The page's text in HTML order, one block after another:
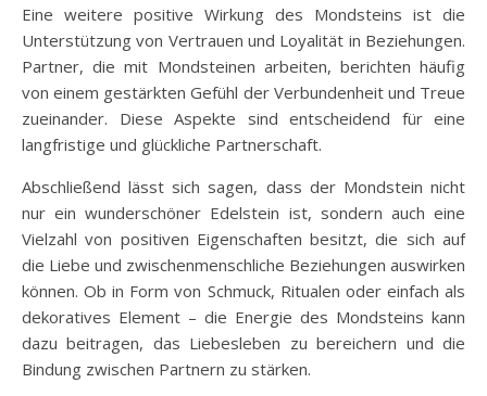
Eine weitere positive Wirkung des Mondsteins ist die
Unterstützung von Vertrauen und Loyalität in Beziehungen.
Partner, die mit Mondsteinen arbeiten, berichten häufig
von einem gestärkten Gefühl der Verbundenheit und Treue
zueinander. Diese Aspekte sind entscheidend für eine
langfristige und glückliche Partnerschaft.
Abschließend lässt sich sagen, dass der Mondstein nicht
nur ein wunderschöner Edelstein ist, sondern auch eine
Vielzahl von positiven Eigenschaften besitzt, die sich auf
die Liebe und zwischenmenschliche Beziehungen auswirken
können. Ob in Form von Schmuck, Ritualen oder einfach als
dekoratives Element – die Energie des Mondsteins kann
dazu beitragen, das Liebesleben zu bereichern und die
Bindung zwischen Partnern zu stärken.